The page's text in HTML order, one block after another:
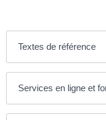
Textes de référence
Services en ligne et